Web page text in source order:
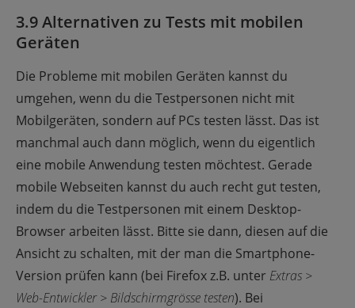
3.9 Alternativen zu Tests mit mobilen
Geräten
Die Probleme mit mobilen Geräten kannst du
umgehen, wenn du die Testpersonen nicht mit
Mobilgeräten, sondern auf PCs testen lässt. Das ist
manchmal auch dann möglich, wenn du eigentlich
eine mobile Anwendung testen möchtest. Gerade
mobile Webseiten kannst du auch recht gut testen,
indem du die Testpersonen mit einem Desktop-
Browser arbeiten lässt. Bitte sie dann, diesen auf die
Ansicht zu schalten, mit der man die Smartphone-
Version prüfen kann (bei Firefox z.B. unter Extras >
Web-Entwickler > Bildschirmgrösse testen). Bei